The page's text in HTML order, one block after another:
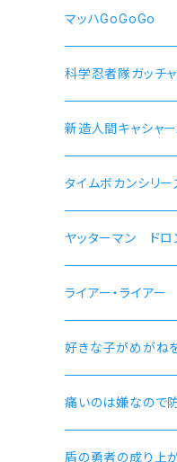
【シルフィエット
【ルイジェルド】腕
【パウロ・グレイラ
【オルステッド】
紅
ラン モデル
かにこ
マッハGoGoGo 55
科学忍者隊ガッチ
新造人間キャシャ
タイムボカンシリ
マッハGoGoGo
科学忍者隊ガッチ
新造人間キャシャ
タイムボカンシリ
ヤッターマン ドロ
ライアー・ライアー
好きな子がめがね
痛いのは嫌なので
盾の勇者の成り上